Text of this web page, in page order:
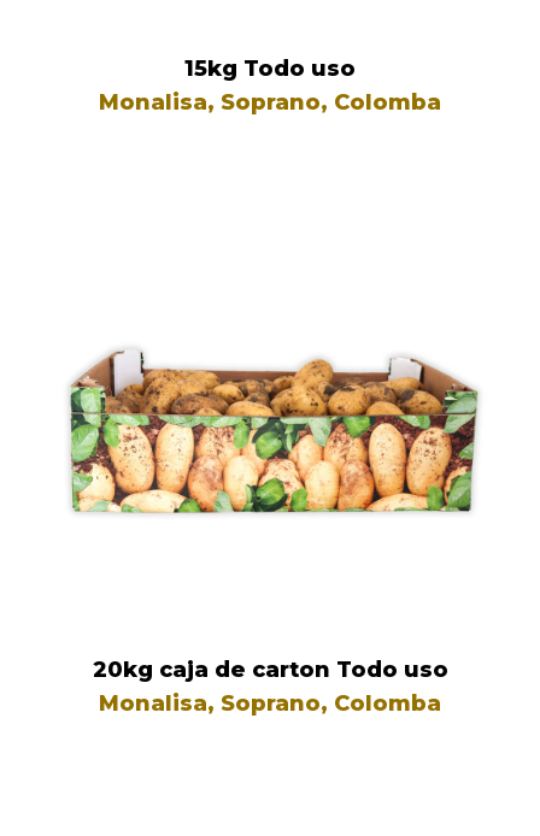
15kg Todo uso
Monalisa, Soprano, Colomba
20kg caja de carton Todo uso
Monalisa, Soprano, Colomba